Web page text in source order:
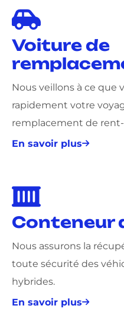
Voiture de
Nous veillons à ce que
rapidement votre
remplacement de rent-
En savoir plus
Conteneur
Nous assurons la
toute sécurité des
hybrides.
En savoir plus